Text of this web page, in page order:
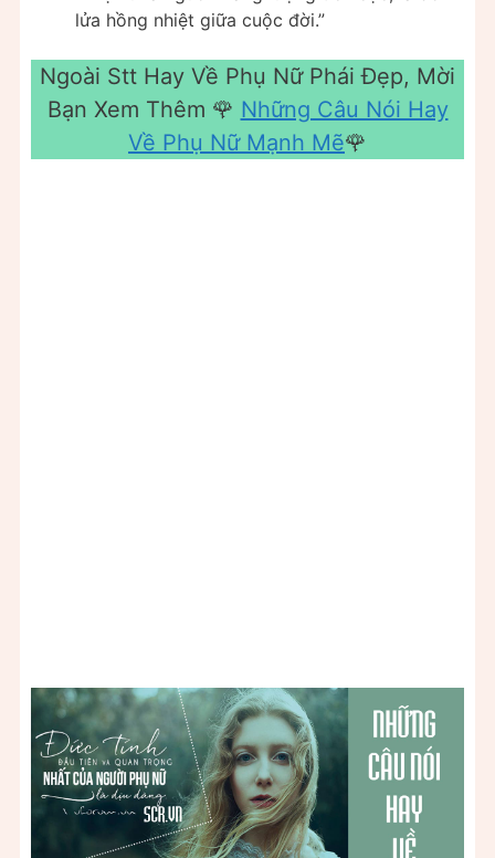
lửa hồng nhiệt giữa cuộc đời.”
Ngoài Stt Hay Về Phụ Nữ Phái Đẹp, Mời
Bạn Xem Thêm 🌹 Những Câu Nói Hay
Về Phụ Nữ Mạnh Mẽ🌹